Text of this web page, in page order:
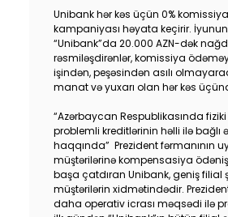
Xidmət
Bank
Dayanıqlılıq
Keşbek
Unibank hər kəs üçün 0%
kampaniyası həyata keçirir.
“Unibank”da 20.000 AZN-dək
rəsmiləşdirənlər, komissiya
işindən, peşəsindən asılı
manat və yuxarı olan hər kəs
“Azərbaycan Respublikasında fiziki
problemli kreditlərinin həlli ilə bağlı
haqqında” Prezident fərmanının
müştərilərinə kompensasiya
başa çatdıran Unibank, geniş filial
müştərilərin xidmətindədir.
daha operativ icrası məqsədi ilə